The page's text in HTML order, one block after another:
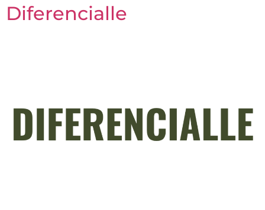
Diferencialle